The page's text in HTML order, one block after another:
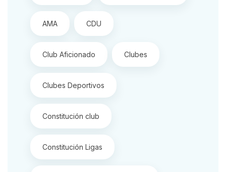
AMA CDU
Club Aficionado Clubes
Clubes Deportivos
Constitución club
Constitución Ligas